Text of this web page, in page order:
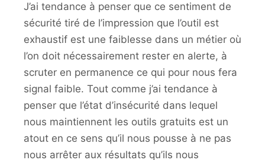
J’ai tendance à penser que ce sentiment de
sécurité tiré de l’impression que l’outil est
exhaustif est une faiblesse dans un métier où
l’on doit nécessairement rester en alerte, à
scruter en permanence ce qui pour nous fera
signal faible. Tout comme j’ai tendance à
penser que l’état d’insécurité dans lequel
nous maintiennent les outils gratuits est un
atout en ce sens qu’il nous pousse à ne pas
nous arrêter aux résultats qu’ils nous